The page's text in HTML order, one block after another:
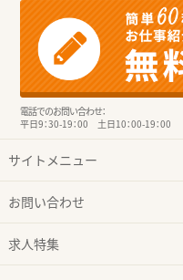
電話でのお問い合わせ：
平日9：30-19：00 土日10：00-19：00
サイトメニュー
お問い合わせ
求人特集